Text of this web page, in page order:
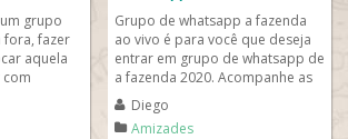
grupo
fora, fazer
aquela
com
você se
Grupo de whatsapp a fazenda
ao vivo é para você que deseja
entrar em grupo de whatsapp de
a fazenda 2020. Acompanhe as
notícias que acabaram de sair
do r7 a...
Diego
Amizades